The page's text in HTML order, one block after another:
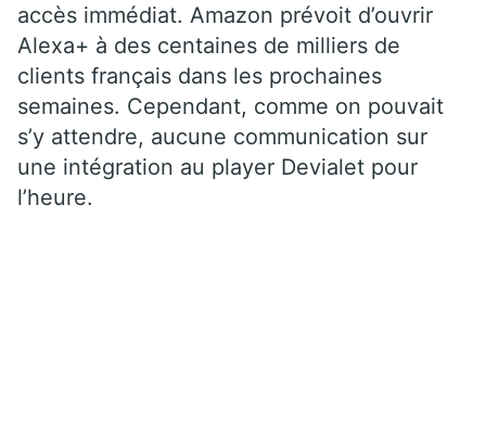
accès immédiat. Amazon prévoit d’ouvrir
Alexa+ à des centaines de milliers de
clients français dans les prochaines
semaines. Cependant, comme on pouvait
s’y attendre, aucune communication sur
une intégration au player Devialet pour
l’heure.